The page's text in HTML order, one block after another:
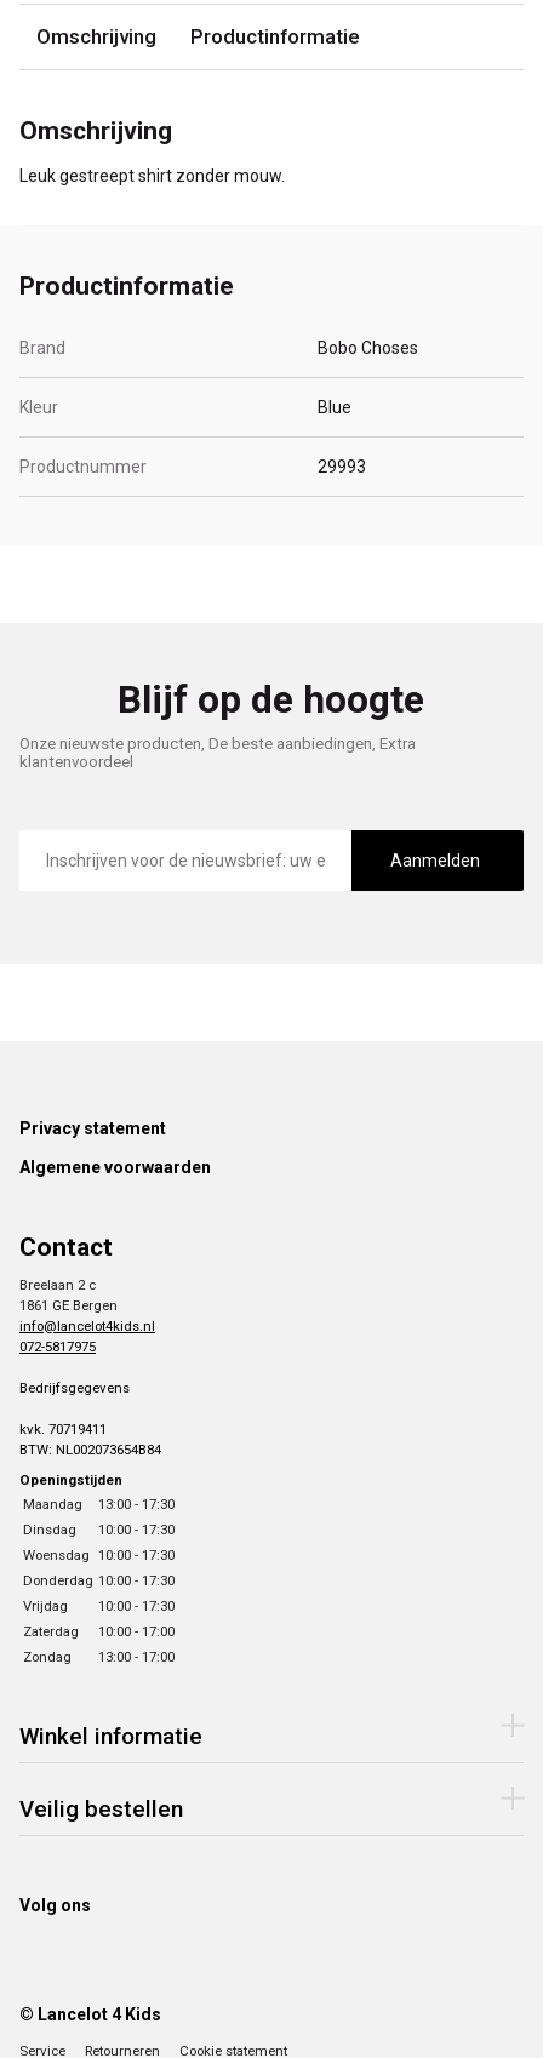
Omschrijving Productinformatie
Omschrijving
Leuk gestreept shirt zonder mouw.
Productinformatie
Brand Bobo Choses
Kleur Blue
Productnummer 29993
Blijf op de hoogte
Onze nieuwste producten, De beste aanbiedingen, Extra
klantenvoordeel
mailadres
Aanmelden
Footer
Privacy statement
Algemene voorwaarden
Contact
Breelaan 2 c
1861 GE Bergen
info@lancelot4kids.nl
072-5817975
Bedrijfsgegevens
kvk. 70719411
BTW: NL002073654B84
Openingstijden
Maandag
13:00 - 17:30
Dinsdag
10:00 - 17:30
Woensdag 10:00 - 17:30
Donderdag 10:00 - 17:30
Vrijdag
10:00 - 17:30
Zaterdag
10:00 - 17:00
Zondag
13:00 - 17:00
Winkel informatie
Veilig bestellen
Volg ons
© Lancelot 4 Kids
Service Retourneren Cookie statement